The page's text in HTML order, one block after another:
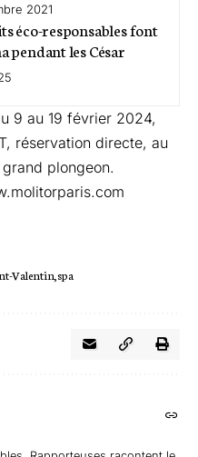
2021
éco-responsables font
pendant les César
9 au 19 février 2024,
réservation directe, au
plongeon.
Valentin spa